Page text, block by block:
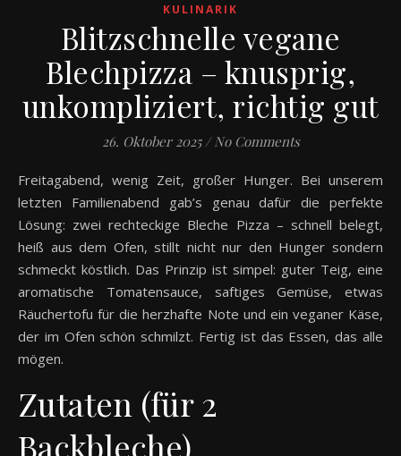
KULINARIK
Blitzschnelle vegane
Blechpizza – knusprig,
unkompliziert, richtig gut
26. Oktober 2025 / No Comments
Freitagabend, wenig Zeit, großer Hunger. Bei unserem
letzten Familienabend gab’s genau dafür die perfekte
Lösung: zwei rechteckige Bleche Pizza – schnell belegt,
heiß aus dem Ofen, stillt nicht nur den Hunger sondern
schmeckt köstlich. Das Prinzip ist simpel: guter Teig, eine
aromatische Tomatensauce, saftiges Gemüse, etwas
Räuchertofu für die herzhafte Note und ein veganer Käse,
der im Ofen schön schmilzt. Fertig ist das Essen, das alle
mögen.
Zutaten (für 2
Backbleche)